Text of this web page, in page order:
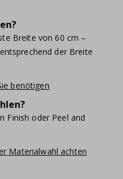
Breite von 60 cm –
der Breite
benötigen
Finish oder Peel and
Materialwahl achten